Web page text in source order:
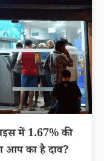
में 1.67% की
आप का है दाव?